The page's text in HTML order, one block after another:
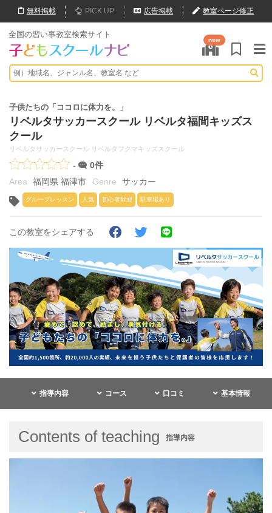
無料掲載 PICK UP 広告掲載 教室ページ修正
全国の習い事教室検索サイト
new
子供たちの「ココロに体力を。」
リベルタサッカースクール リベルタ福間キッズス
クール
リベルタサッカースクール リベルタフクマキッズスクール
-
0件
福岡県 福津市
サッカー
グループレッスン 人気 初心者歓迎 駐車場あり
この教室をシェアする
指導内容 コース 口コミ 基本情報
Contents of teaching 指導内容